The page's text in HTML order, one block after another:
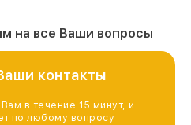
на все Ваши вопросы
контакты
в течение 15 минут, и
по любому вопросу